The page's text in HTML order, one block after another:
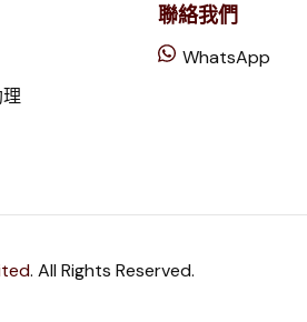
聯絡我們
WhatsApp
. All Rights Reserved.